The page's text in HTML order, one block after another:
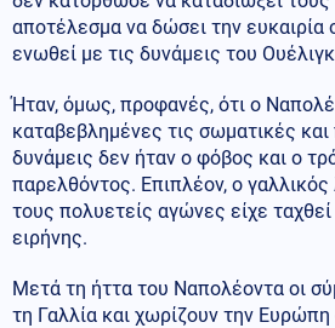
αποτέλεσμα να δώσει την ευκαιρία
ενωθεί με τις δυνάμεις του
Ήταν, όμως, προφανές, ότι ο
καταβεβλημένες τις σωματικές
δυνάμεις δεν ήταν ο φόβος και ο
παρελθόντος. Επιπλέον, ο
τους πολυετείς αγώνες είχε
ειρήνης.
Μετά τη ήττα του Ναπολέοντα οι
τη Γαλλία και χωρίζουν την